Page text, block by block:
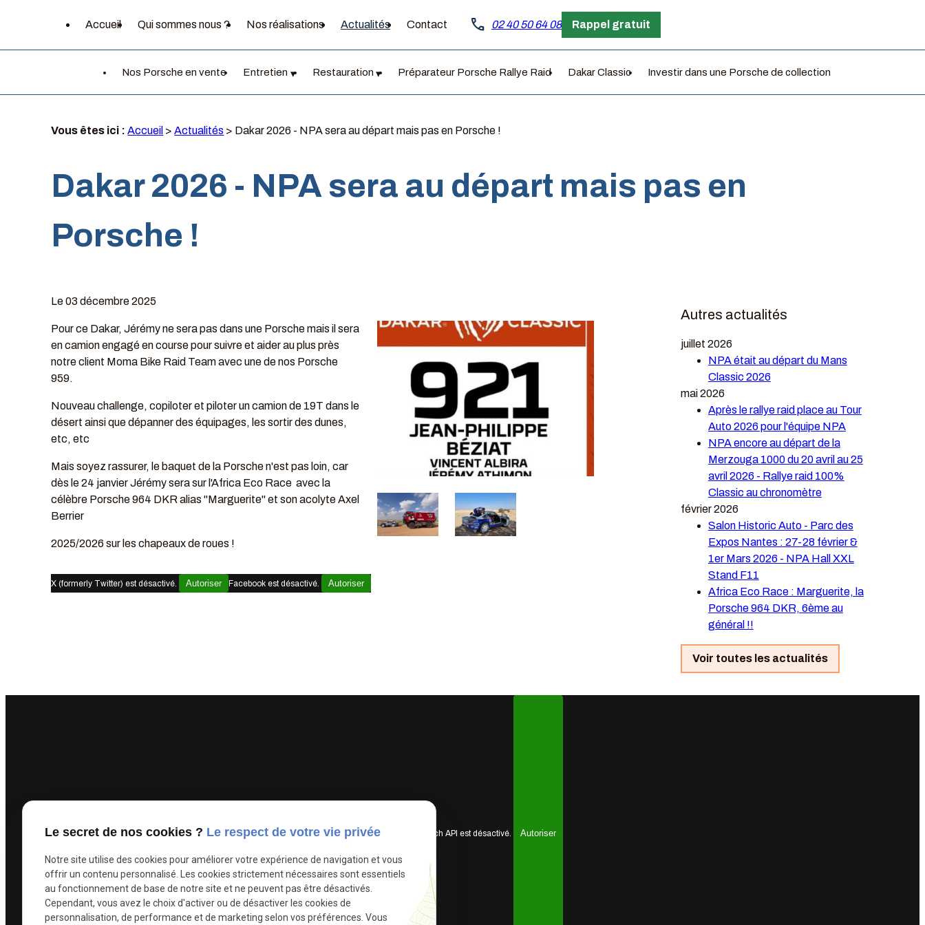
Accueil Qui sommes nous ? Nos réalisations Actualités Contact call 02 40 50 64 08 Rappel gratuit
Nos Porsche en vente Entretien Restauration Préparateur Porsche Rallye Raid Dakar Classic Investir dans une Porsche de collection
Vous êtes ici : Accueil >Actualités > Dakar 2026 - NPA sera au départ mais pas en Porsche !
Dakar 2026 - NPA sera au départ mais pas en
Porsche !
Le03 décembre 2025
Pour ce Dakar, Jérémy ne sera pas dans une Porsche mais il sera
en camion engagé en course pour suivre et aider au plus près
notre client Moma Bike Raid Team avec une de nos Porsche
959.
Nouveau challenge, copiloter et piloter un camion de 19T dans le
désert ainsi que dépanner des équipages, les sortir des dunes,
etc, etc
Mais soyez rassurer, le baquet de la Porsche n'est pas loin, car
dès le 24 janvier Jérémy sera sur l'Africa Eco Race avec la
célèbre Porsche 964 DKR alias "Marguerite" et son acolyte Axel
Berrier
2025/2026 sur les chapeaux de roues !
X (formerly Twitter) est désactivé. Autoriser Facebook est désactivé. Autoriser
Autres actualités
juillet 2026
NPA était au départ du Mans
Classic 2026
mai 2026
Après le rallye raid place au Tour
Auto 2026 pour l'équipe NPA
NPA encore au départ de la
Merzouga 1000 du 20 avril au 25
avril 2026 - Rallye raid 100%
Classic au chronomètre
février 2026
Salon Historic Auto - Parc des
Expos Nantes : 27-28 février &
1er Mars 2026 - NPA Hall XXL
Stand F11
Africa Eco Race : Marguerite, la
Porsche 964 DKR, 6ème au
général !!
Voir toutes les actualités
Google Maps Search API est désactivé. Autoriser
Le secret de nos cookies ? Le respect de votre vie privée
Notre site utilise des cookies pour améliorer votre expérience de navigation et vous
offrir un contenu personnalisé. Les cookies strictement nécessaires sont essentiels
au fonctionnement de base de notre site et ne peuvent pas être désactivés.
Cependant, vous avez le choix d'activer ou de désactiver les cookies de
personnalisation, de performance et de marketing selon vos préférences. Vous